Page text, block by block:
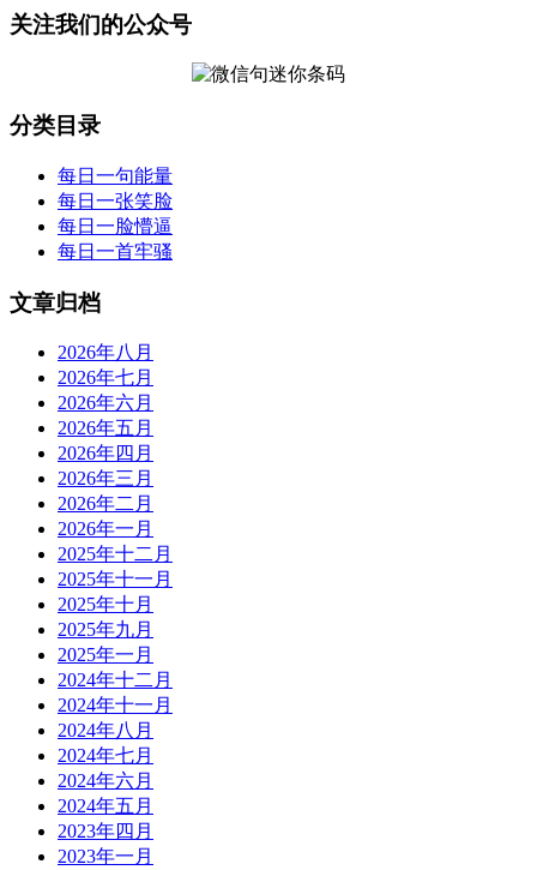
关注我们的公众号
分类目录
每日一句能量
每日一张笑脸
每日一脸懵逼
每日一首牢骚
文章归档
2026年八月
2026年七月
2026年六月
2026年五月
2026年四月
2026年三月
2026年二月
2026年一月
2025年十二月
2025年十一月
2025年十月
2025年九月
2025年一月
2024年十二月
2024年十一月
2024年八月
2024年七月
2024年六月
2024年五月
2023年四月
2023年一月